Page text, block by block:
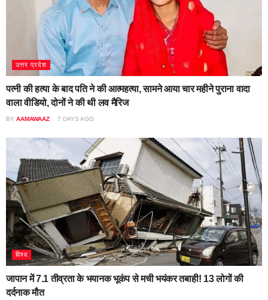
उत्तर प्रदेश
पत्नी की हत्या के बाद पति ने की आत्महत्या, सामने आया चार महीने पुराना वादा
वाला वीडियो, दोनों ने की थी लव मैरिज
BY AAMAWAAZ 7 DAYS AGO
विश्व
जापान में 7.1 तीव्रता के भयानक भूकंप से मची भयंकर तबाही! 13 लोगों की
दर्दनाक मौत